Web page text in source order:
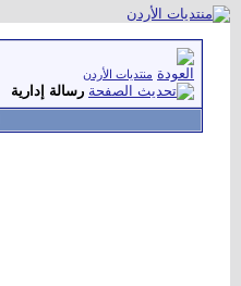
منتديات الأردن
رسالة إدارية